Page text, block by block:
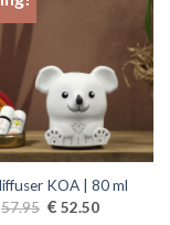
KOA | 80 ml
57.95 Oorspronkelijke
prijs
€ 52.50Huidige